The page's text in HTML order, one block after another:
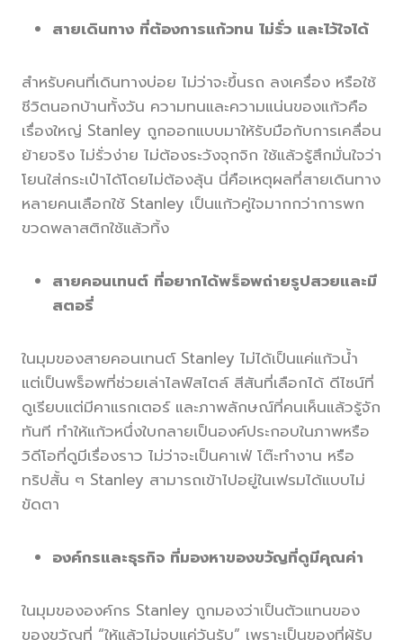
สายเดินทาง ที่ต้องการแก้วทน ไม่รั่ว และไว้ใจได้
สำหรับคนที่เดินทางบ่อย ไม่ว่าจะขึ้นรถ ลงเครื่อง หรือใช้
ชีวิตนอกบ้านทั้งวัน ความทนและความแน่นของแก้วคือ
เรื่องใหญ่ Stanley ถูกออกแบบมาให้รับมือกับการเคลื่อน
ย้ายจริง ไม่รั่วง่าย ไม่ต้องระวังจุกจิก ใช้แล้วรู้สึกมั่นใจว่า
โยนใส่กระเป๋าได้โดยไม่ต้องลุ้น นี่คือเหตุผลที่สายเดินทาง
หลายคนเลือกใช้ Stanley เป็นแก้วคู่ใจมากกว่าการพก
ขวดพลาสติกใช้แล้วทิ้ง
สายคอนเทนต์ ที่อยากได้พร็อพถ่ายรูปสวยและมี
สตอรี่
ในมุมของสายคอนเทนต์ Stanley ไม่ได้เป็นแค่แก้วน้ำ
แต่เป็นพร็อพที่ช่วยเล่าไลฟ์สไตล์ สีสันที่เลือกได้ ดีไซน์ที่
ดูเรียบแต่มีคาแรกเตอร์ และภาพลักษณ์ที่คนเห็นแล้วรู้จัก
ทันที ทำให้แก้วหนึ่งใบกลายเป็นองค์ประกอบในภาพหรือ
วิดีโอที่ดูมีเรื่องราว ไม่ว่าจะเป็นคาเฟ่ โต๊ะทำงาน หรือ
ทริปสั้น ๆ Stanley สามารถเข้าไปอยู่ในเฟรมได้แบบไม่
ขัดตา
องค์กรและธุรกิจ ที่มองหาของขวัญที่ดูมีคุณค่า
ในมุมขององค์กร Stanley ถูกมองว่าเป็นตัวแทนของ
ของขวัญที่ “ให้แล้วไม่จบแค่วันรับ” เพราะเป็นของที่ผู้รับ